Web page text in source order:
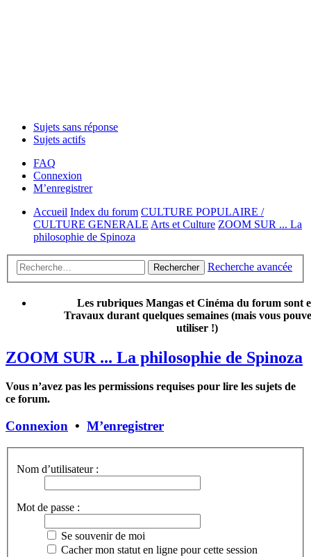
Sujets sans réponse
Sujets actifs
FAQ
Connexion
M’enregistrer
Accueil Index du forum CULTURE POPULAIRE /
CULTURE GENERALE Arts et Culture ZOOM SUR ... La
philosophie de Spinoza
Rechercher Recherche avancée
Les rubriques Mangas et Cinéma du forum sont
Travaux durant quelques semaines (mais vous
utiliser !)
ZOOM SUR ... La philosophie de Spinoza
Vous n’avez pas les permissions requises pour lire les sujets de
ce forum.
Connexion • M’enregistrer
Nom d’utilisateur :
Mot de passe :
Se souvenir de moi
Cacher mon statut en ligne pour cette session